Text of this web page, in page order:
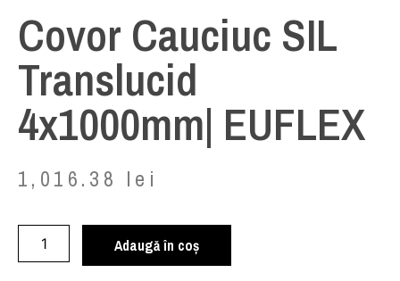
Covor Cauciuc SIL
Translucid
4x1000mm| EUFLEX
1,016.38 lei
Adaugă în coș